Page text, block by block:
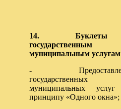
14. Буклеты
муниципальным
-
муниципальных
принципу «Одного окна»;